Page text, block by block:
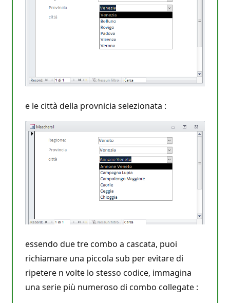
e le città della provnicia selezionata :
essendo due tre combo a cascata, puoi
richiamare una piccola sub per evitare di
ripetere n volte lo stesso codice, immagina
una serie più numeroso di combo collegate :